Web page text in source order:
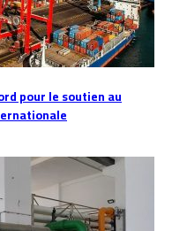
pour le soutien au